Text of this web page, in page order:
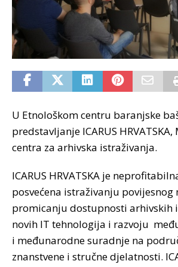
U Etnološkom centru baranjske
predstavljanje ICARUS
centra za arhivska istraživanja.
ICARUS HRVATSKA je
posvećena istraživanju povijesnog
promicanju dostupnosti arhivskih
novih IT tehnologija i razvoju
i međunarodne suradnje na
znanstvene i stručne djelatnosti.